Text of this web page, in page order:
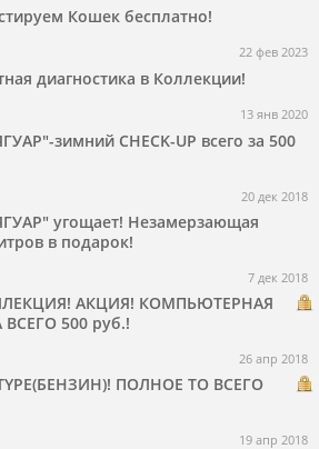
Кошек бесплатно!
22 фев 2023
диагностика в Коллекции!
13 янв 2020
зимний CHECK-UP всего за 500
20 дек 2018
угощает! Незамерзающая
в подарок!
7 дек 2018
АКЦИЯ! КОМПЬЮТЕРНАЯ
500 руб.!
26 апр 2018
ПОЛНОЕ ТО ВСЕГО
19 апр 2018